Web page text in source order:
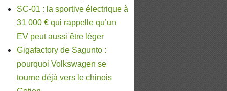
SC-01 : la sportive électrique à
31 000 € qui rappelle qu’un
EV peut aussi être léger
Gigafactory de Sagunto :
pourquoi Volkswagen se
tourne déjà vers le chinois